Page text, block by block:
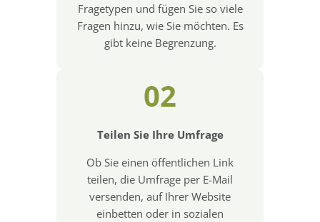
Fragetypen und fügen Sie so viele
Fragen hinzu, wie Sie möchten. Es
gibt keine Begrenzung.
02
Teilen Sie Ihre Umfrage
Ob Sie einen öffentlichen Link
teilen, die Umfrage per E-Mail
versenden, auf Ihrer Website
einbetten oder in sozialen